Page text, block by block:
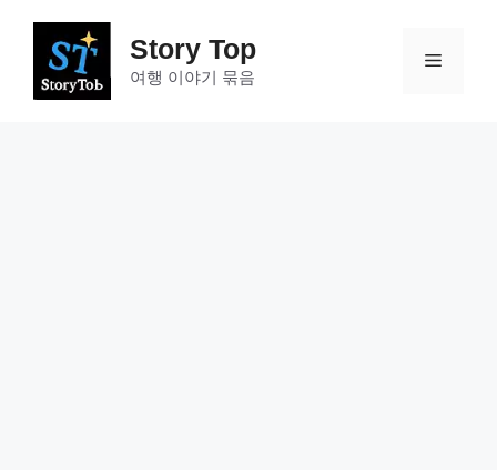
Story Top
여행 이야기 묶음
메